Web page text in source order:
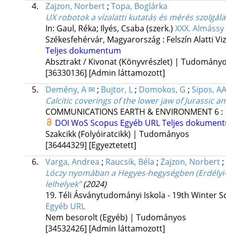
4.
Zajzon, Norbert; Topa, Boglárka
UX robotok a vízalatti kutatás és mérés
In: Gaul, Réka; Ilyés, Csaba (szerk.) XXX.
Székesfehérvár, Magyarország : Felszín Alatti
Teljes dokumentum
Absztrakt / Kivonat (Könyvrészlet) |
[36330136] [Admin láttamozott]
5.
Demény, A ✉; Bujtor, L; Domokos, G ; Sipos,
Calcitic coverings of the lower jaw of Jurassic
COMMUNICATIONS EARTH & ENVIRONMENT 6:
DOI WoS Scopus Egyéb URLTeljes
Szakcikk (Folyóiratcikk) | Tudományos
[36444329] [Egyeztetett]
6.
Varga, Andrea ; Raucsik, Béla ; Zajzon, Norbert;
Lóczy nyomában a Hegyes-hegységben
lelhelyek” (2024)
19. Téli Ásványtudományi Iskola - 19th Winter
Egyéb URL
Nem besorolt (Egyéb) | Tudományos
[34532426] [Admin láttamozott]